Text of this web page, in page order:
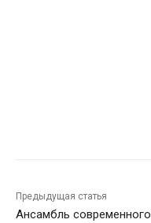
Предыдущая статья
Ансамбль современного